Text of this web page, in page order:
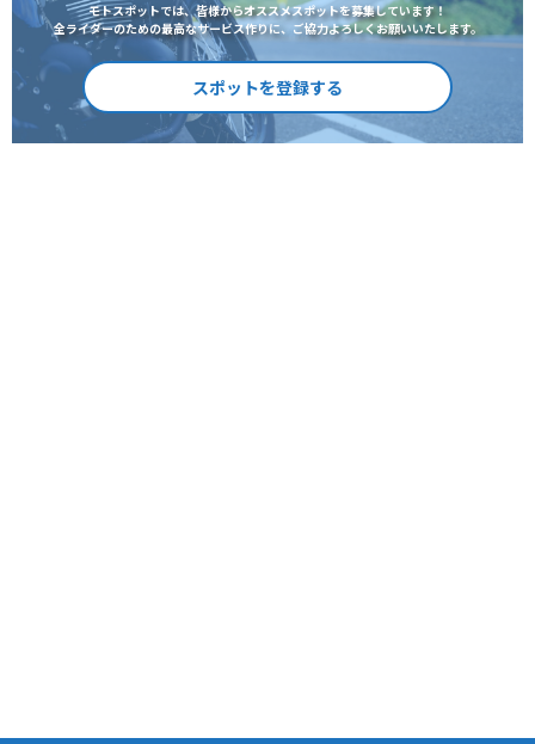
モトスポットでは、皆様からオススメスポットを募集しています！
全ライダーのための最高なサービス作りに、ご協力よろしくお願いいたします。
スポットを登録する